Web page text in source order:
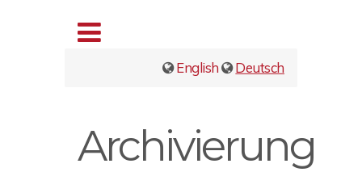
English Deutsch
Archivierung